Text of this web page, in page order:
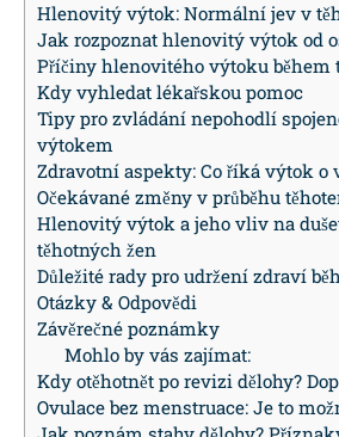
Hlenovitý výtok: Normální jev v
Jak rozpoznat hlenovitý výtok od
Příčiny hlenovitého výtoku během
Kdy vyhledat lékařskou pomoc
Tipy pro zvládání nepohodlí
výtokem
Zdravotní aspekty: Co říká výtok o
Očekávané změny v průběhu
Hlenovitý výtok a jeho vliv na
těhotných žen
Důležité rady pro udržení zdraví
Otázky & Odpovědi
Závěrečné poznámky
Mohlo by vás zajímat:
Kdy otěhotnět po revizi dělohy?
Ovulace bez menstruace: Je to